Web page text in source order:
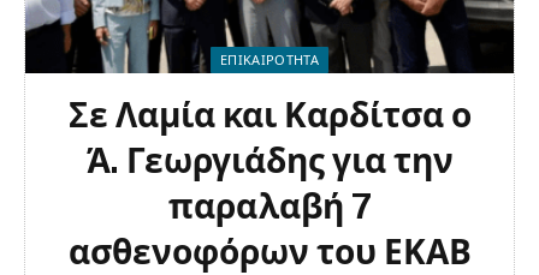
ΕΠΙΚΑΙΡΟΤΗΤΑ
Σε Λαμία και Καρδίτσα ο
Ά. Γεωργιάδης για την
παραλαβή 7
ασθενοφόρων του ΕΚΑΒ